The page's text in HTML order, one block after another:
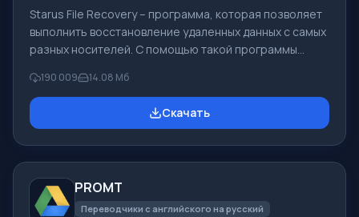
Starus File Recovery – программа, которая позволяет
выполнить восстановление удаленных данных с самых
разных носителей. С помощью такой программы
разными способами. Например, они были удалены
мимо Корзины, скрыты под воздействием
вредоносного программного обеспечения, утеряны
различными устройствами, например, с жесткими
дисками, SS
190 009 14.08 Мб
Скачать
PROMT
Переводчики с английского на русский